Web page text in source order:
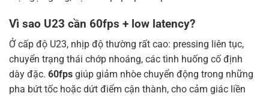
Vì sao U23 cần 60fps + low latency?
Ở cấp độ U23, nhịp độ thường rất cao: pressing liên tục,
chuyển trạng thái chớp nhoáng, các tình huống cố định
dày đặc. 60fps giúp giảm nhòe chuyển động trong những
pha bứt tốc hoặc dứt điểm cận thành, cho cảm giác liền